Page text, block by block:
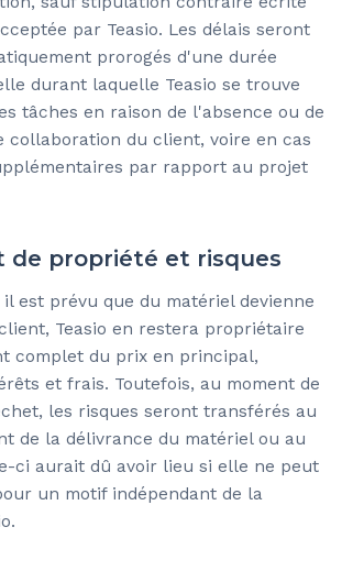
par Teasio. Les délais seront
prorogés d'une durée
durant laquelle Teasio se trouve
tâches en raison de l'absence ou de
collaboration du client, voire en cas
par rapport au projet
de propriété et risques
il est prévu que du matériel devienne
Teasio en restera propriétaire
complet du prix en principal,
et frais. Toutefois, au moment de
les risques seront transférés au
de la délivrance du matériel ou au
ci aurait dû avoir lieu si elle ne peut
un motif indépendant de la